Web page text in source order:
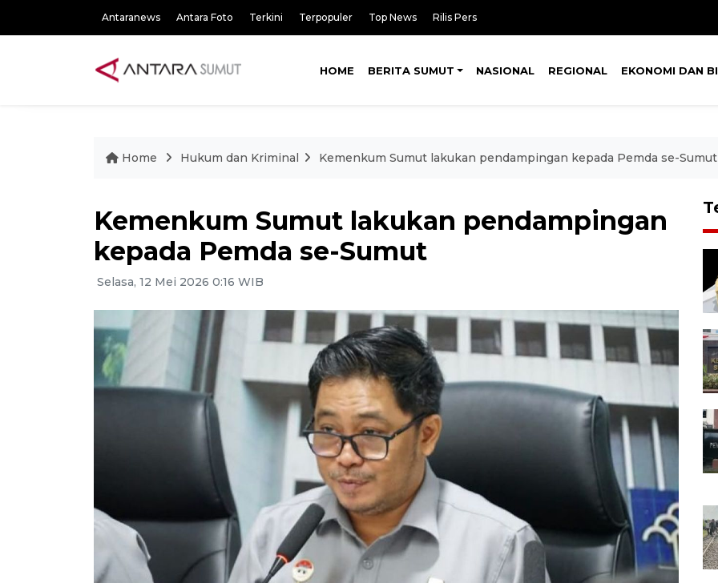
Antaranews Antara Foto Terkini Terpopuler Top News Rilis Pers
HOME BERITA SUMUT NASIONAL REGIONAL EKONOMI DAN
Home Hukum dan Kriminal Kemenkum Sumut lakukan pendampingan kepada Pemda se-Sumut
Kemenkum Sumut lakukan pendampingan
kepada Pemda se-Sumut
Selasa, 12 Mei 2026 0:16 WIB